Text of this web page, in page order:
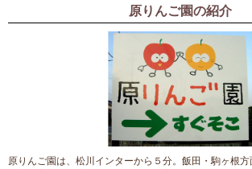
原りんご園の紹介
原りんご園は、松川インターから５分。飯田・駒ヶ根